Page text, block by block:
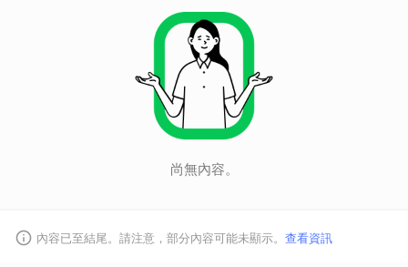
尚無內容。
內容已至結尾。請注意，部分內容可能未顯示。 查看資訊